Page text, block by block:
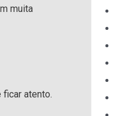
muita
atento.